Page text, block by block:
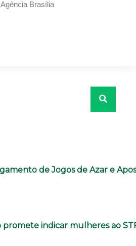
Brasília
de Jogos de Azar e
promete indicar mulheres ao